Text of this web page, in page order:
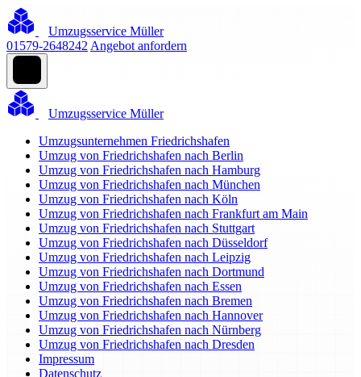
Umzugsservice Müller
01579-2648242 Angebot anfordern
Umzugsservice Müller
Umzugsunternehmen Friedrichshafen
Umzug von Friedrichshafen nach Berlin
Umzug von Friedrichshafen nach Hamburg
Umzug von Friedrichshafen nach München
Umzug von Friedrichshafen nach Köln
Umzug von Friedrichshafen nach Frankfurt am Main
Umzug von Friedrichshafen nach Stuttgart
Umzug von Friedrichshafen nach Düsseldorf
Umzug von Friedrichshafen nach Leipzig
Umzug von Friedrichshafen nach Dortmund
Umzug von Friedrichshafen nach Essen
Umzug von Friedrichshafen nach Bremen
Umzug von Friedrichshafen nach Hannover
Umzug von Friedrichshafen nach Nürnberg
Umzug von Friedrichshafen nach Dresden
Impressum
Datenschutz